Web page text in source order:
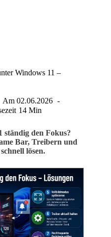
Windows 11 –
Am 02.06.2026
14 Min
ständig den Fokus?
Bar, Treibern und
lösen.